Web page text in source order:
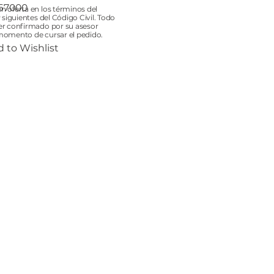
to Wishlist
oferta en los términos del
siguientes del Código Civil. Todo
confirmado por su asesor
de cursar el pedido.